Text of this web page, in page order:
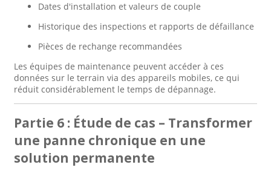
Dates d'installation et valeurs de couple
Historique des inspections et rapports de défaillance
Pièces de rechange recommandées
Les équipes de maintenance peuvent accéder à ces
données sur le terrain via des appareils mobiles, ce qui
réduit considérablement le temps de dépannage.
Partie 6 : Étude de cas – Transformer
une panne chronique en une
solution permanente